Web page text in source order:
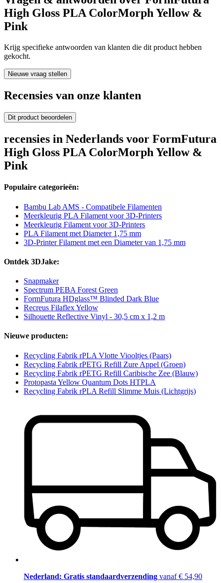
High Gloss PLA ColorMorph Yellow &
Pink
Krijg specifieke antwoorden van klanten die dit product hebben
gekocht.
Nieuwe vraag stellen
Recensies van onze klanten
Dit product beoordelen
recensies in Nederlands voor FormFutura
High Gloss PLA ColorMorph Yellow &
Pink
Populaire categorieën:
Bambu Lab AMS - Compatibele Filamenten
Meerkleurig PLA Filament voor 3D-Printers
Meerkleurig Filament voor 3D-Printers
PLA Filament met Diameter 1,75 mm
3D-Printer Filament met een Diameter van 1,75 mm
Ontdek 3DJake:
Snapmaker
Spectrum PEBA Forest Green
FormFutura HDglass™ Blinded Dark Blue
Recreus Filaflex Yellow
Silhouette Reflective Vinyl - 30,5 cm x 1,2 m
Nieuwe producten:
Recycling Fabrik rPLA Vlotte Viooltjes (Paars)
Recycling Fabrik rPETG Refill Zure Appel (Groen)
Recycling Fabrik rPETG Refill Caribische Zee (Blauw)
Protopasta Yellow Quantum Dots HTPLA
Recycling Fabrik rPLA Refill Slimme Muis (Lichtgrijs)
Nederland: Gratis standaardverzending vanaf € 54,90